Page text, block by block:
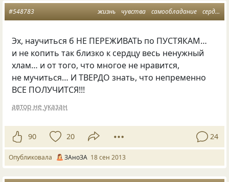
жизнь чувства самообладание сердце
#548783
Эх, научиться б НЕ ПЕРЕЖИВАТЬ по ПУСТЯКАМ…
и не копить так близко к сердцу весь ненужный
хлам… и от того, что многое не нравится,
не мучиться… И ТВЕРДО знать, что непременно
ВСЕ ПОЛУЧИТСЯ!!!
автор не указан
90 20 24
Опубликовала ЗАноЗА 18 сен 2013